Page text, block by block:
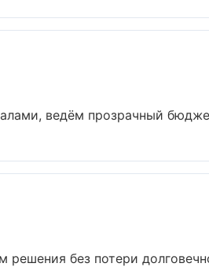
ведём прозрачный
без потери